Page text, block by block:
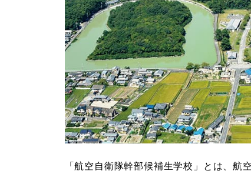
「航空自衛隊幹部候補生学校」とは、